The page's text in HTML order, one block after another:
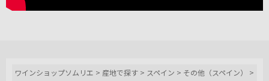
ワインショップソムリエ > 産地で探す > スペイン > その他（スペイン）
>